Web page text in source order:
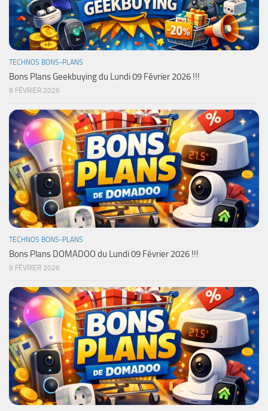
TECHNOS BONS-PLANS
Bons Plans Geekbuying du Lundi 09 Février 2026 !!!
9 FÉVRIER 2026
TECHNOS BONS-PLANS
Bons Plans DOMADOO du Lundi 09 Février 2026 !!!
9 FÉVRIER 2026